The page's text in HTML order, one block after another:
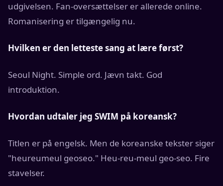
udgivelsen. Fan-oversættelser er allerede online.
Romanisering er tilgængelig nu.
Hvilken er den letteste sang at lære først?
Seoul Night. Simple ord. Jævn takt. God
introduktion.
Hvordan udtaler jeg SWIM på koreansk?
Titlen er på engelsk. Men de koreanske tekster siger
"heureumeul geoseo." Heu-reu-meul geo-seo. Fire
stavelser.